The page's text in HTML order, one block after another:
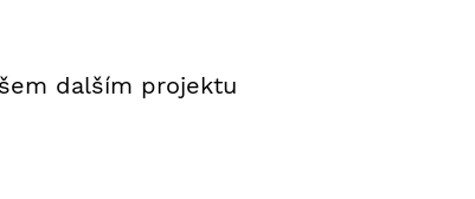
dalším projektu